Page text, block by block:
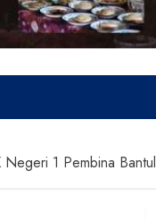
1 Pembina Bantul